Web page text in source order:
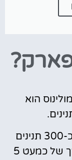
הוא
בפארק התנינים בטורמולינוס יש כ-300 תנינים
כולל אחד ששוקל 600 ק"ג ובאורך של כמעט 5